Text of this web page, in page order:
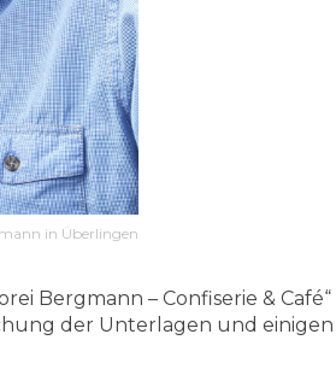
in Überlingen
Bergmann – Confiserie & Café“
der Unterlagen und einigen